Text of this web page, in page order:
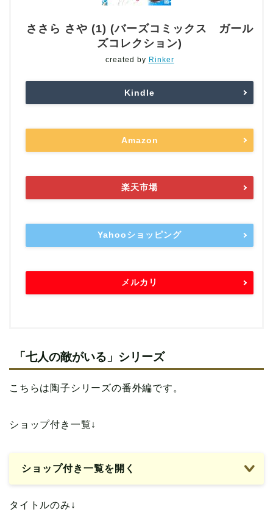
ささら さや (1) (バーズコミックス ガール
ズコレクション)
created by Rinker
Kindle
Amazon
楽天市場
Yahooショッピング
メルカリ
「七人の敵がいる」シリーズ
こちらは陶子シリーズの番外編です。
ショップ付き一覧↓
ショップ付き一覧を開く
タイトルのみ↓